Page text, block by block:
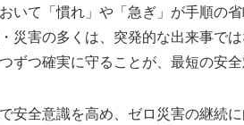
いて「慣れ」や「急ぎ」が手順の
災害の多くは、突発的な出来事で
ずつ確実に守ることが、最短の安
安全意識を高め、ゼロ災害の継続